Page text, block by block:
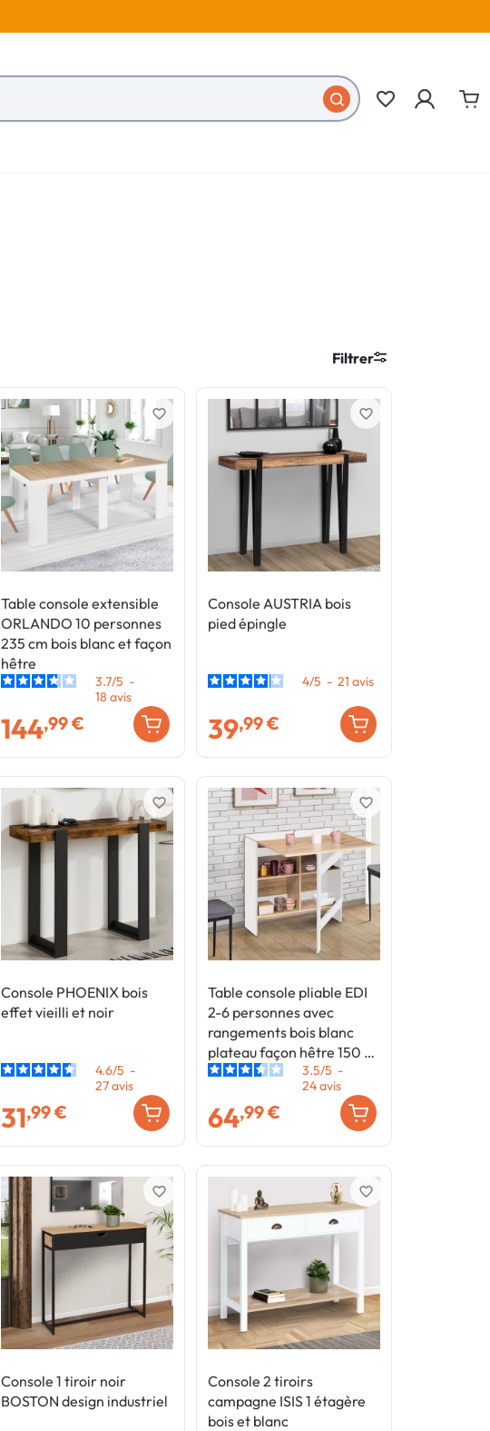
favorite_border
Filtrer
Table console extensible
ORLANDO 10 personnes
235 cm bois blanc et façon
hêtre
3.7/5 -
18 avis
144,99 €
favorite_border
Console AUSTRIA bois
pied épingle
4/5 - 21 avis
39,99 €
favorite_border
Console PHOENIX bois
effet vieilli et noir
4.6/5 -
27avis
31,99 €
favorite_border
Table console pliable EDI
2-6 personnes avec
rangements bois blanc
plateau façon hêtre 150 x
80 cm
3.5/5 -
24avis
64,99 €
favorite_border
Console 1 tiroir noir
BOSTON design industriel
favorite_border
Console 2 tiroirs
campagne ISIS 1 étagère
bois et blanc
favorite_border